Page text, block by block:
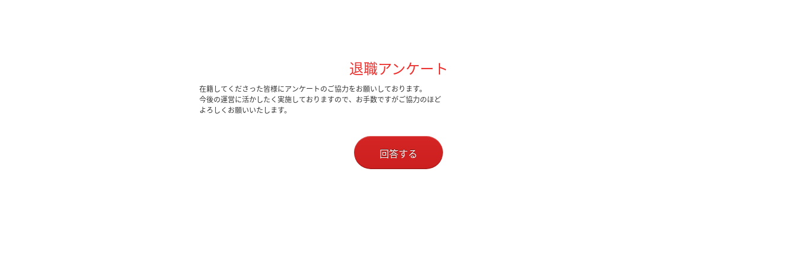
退職アンケート
在籍してくださった皆様にアンケートのご協力をお願いしております。
今後の運営に活かしたく実施しておりますので、お手数ですがご協力のほど
よろしくお願いいたします。
回答する